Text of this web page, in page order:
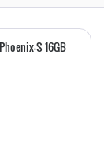
S 16GB